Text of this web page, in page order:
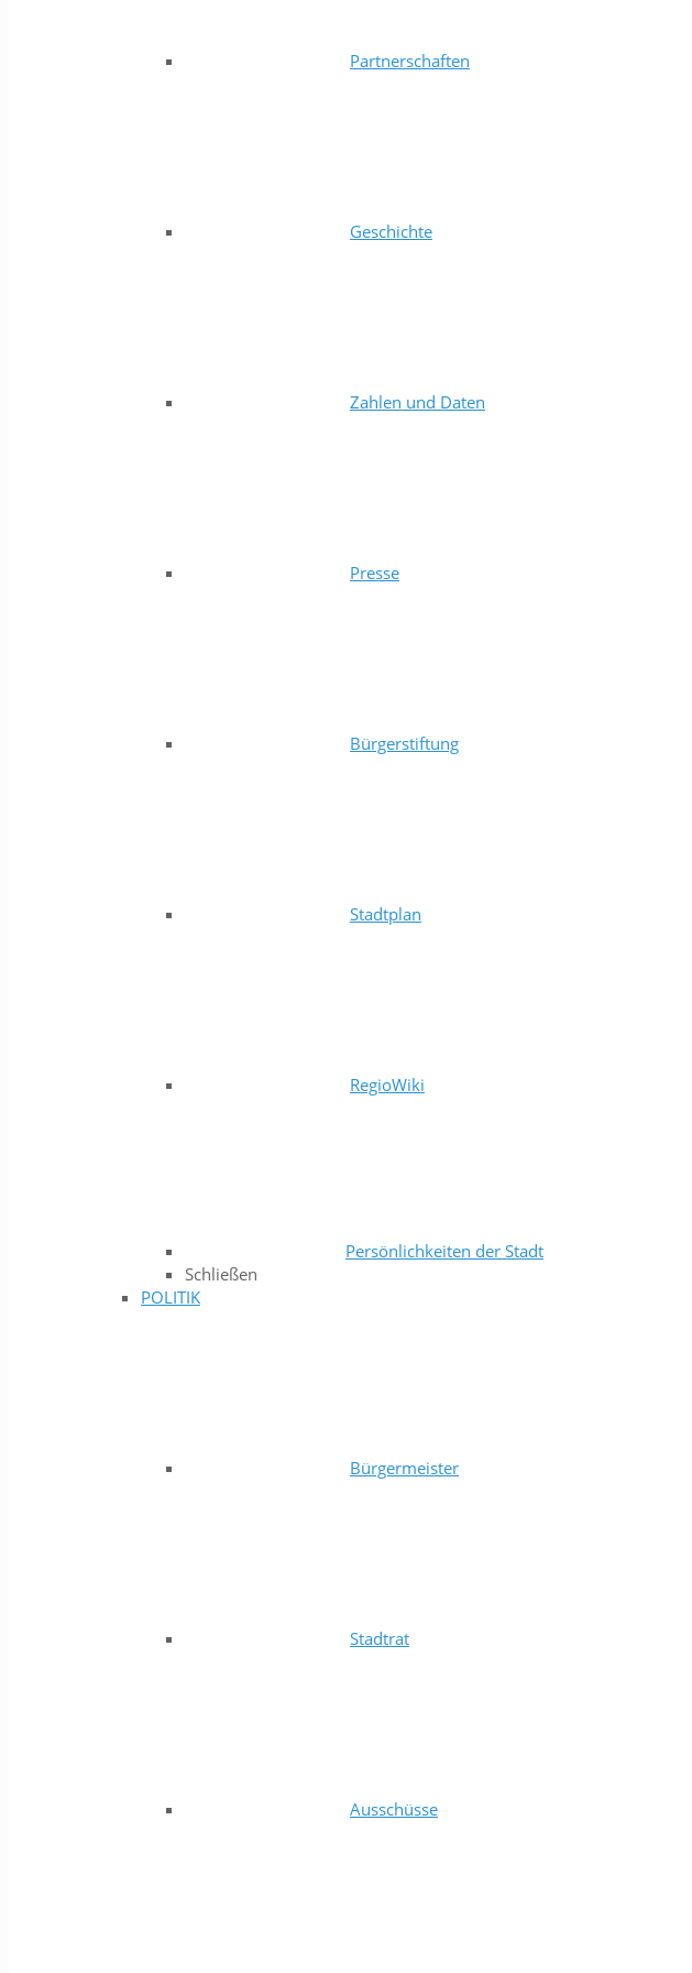
Partnerschaften
Geschichte
Zahlen und Daten
Presse
Bürgerstiftung
Stadtplan
RegioWiki
Persönlichkeiten der Stadt
Schließen
POLITIK
Bürgermeister
Stadtrat
Ausschüsse